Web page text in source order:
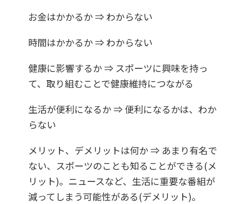
お金はかかるか ⇒ わからない
時間はかかるか ⇒ わからない
健康に影響するか ⇒ スポーツに興味を持っ
て、取り組むことで健康維持につながる
生活が便利になるか ⇒ 便利になるかは、わか
らない
メリット、デメリットは何か ⇒ あまり有名で
ない、スポーツのことも知ることができる(メ
リット)。ニュースなど、生活に重要な番組が
減ってしまう可能性がある(デメリット)。